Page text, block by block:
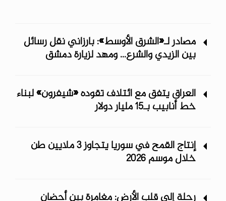
مصادر لـ«الشرق الأوسط»: بارزاني نقل رسائل
بين الزيدي والشرع... ومهد لزيارة دمشق
العراق يتفق مع ائتلاف تقوده «شيفرون» لبناء
خط أنابيب بـ15 مليار دولار
إنتاج القمح في سوريا يتجاوز 3 ملايين طن
خلال موسم 2026